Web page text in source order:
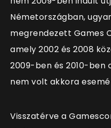
Németországban,
megrendezett Games
amely 2002 és 2008
2009-ben és 2010-ben
nem volt akkora
Visszatérve a